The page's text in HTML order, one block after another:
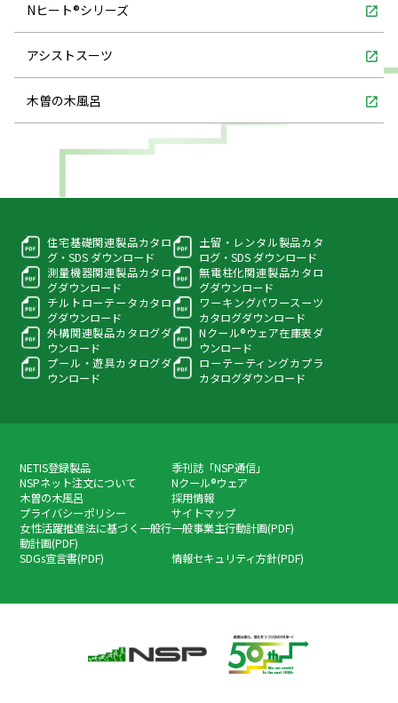
Nヒート®シリーズ open_in_new
アシストスーツ open_in_new
木曽の木風呂 open_in_new
住宅基礎関連製品カタロ
グ・SDS ダウンロード
土留・レンタル製品カタ
ログ・ SDS ダウンロード
測量機器関連製品カタロ
グダウンロード
無電柱化関連製品カタロ
グダウンロード
チルトローテータカタロ
グダウンロード
ワーキングパワースーツ
カタログダウンロード
外構関連製品カタログダ
ウンロード
Nクール®ウェア在庫表ダ
ウンロード
プール・遊具カタログダ
ウンロード
ローテーティングカプラ
カタログダウンロード
NETIS登録製品
季刊誌「NSP通信」
NSPネット注文について
Nクール®ウェア
木曽の木風呂
採用情報
プライバシーポリシー
サイトマップ
女性活躍推進法に基づく一般行
動計画(PDF)
一般事業主行動計画(PDF)
SDGs宣言書(PDF)
情報セキュリティ方針(PDF)